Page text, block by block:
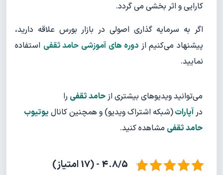
کارایی و اثر بخشی می گردد.
اگر به سرمایه گذاری اصولی در بازار بورس علاقه دارید،
پیشنهاد می‌کنیم از دوره های آموزشی حامد ثقفی استفاده
نمایید.
می‌توانید ویدیوهای بیشتری ازحامد ثقفی را
درآپارات(شبکه اشتراک ویدیو) و همچنین کانال یوتیوب
حامد ثقفی مشاهده کنید.
4.8/5 - (17 امتیاز)